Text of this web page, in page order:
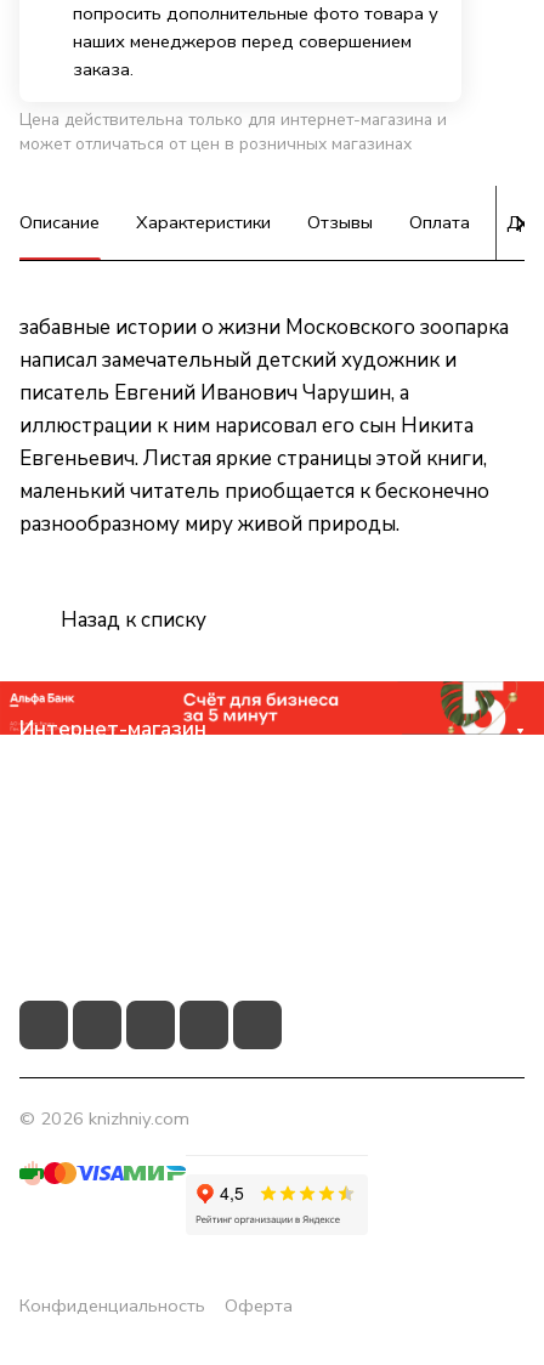
попросить дополнительные фото товара у
наших менеджеров перед совершением
заказа.
Цена действительна только для интернет-магазина и
может отличаться от цен в розничных магазинах
Описание Характеристики Отзывы Оплата
забавные истории о жизни Московского зоопарка
написал замечательный детский художник и
писатель Евгений Иванович Чарушин, а
иллюстрации к ним нарисовал его сын Никита
Евгеньевич. Листая яркие страницы этой книги,
маленький читатель приобщается к бесконечно
разнообразному миру живой природы.
Назад к списку
Интернет-магазин
© 2026 knizhniy.com
Конфиденциальность Оферта